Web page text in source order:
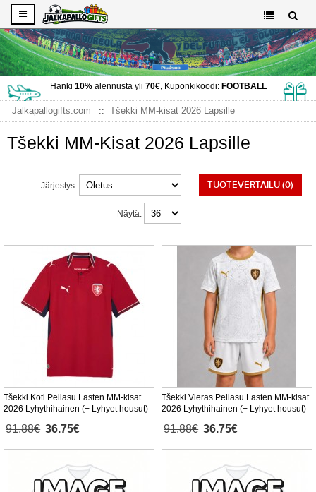
Hanki 10%alennusta yli 70€, Kuponkikoodi: FOOTBALL
Jalkapallogifts.com Tšekki MM-kisat 2026 Lapsille
Tšekki MM-Kisat 2026 Lapsille
TUOTEVERTAILU (0)
Järjestys:
Näytä:
Tšekki Koti Peliasu Lasten MM-kisat
2026 Lyhythihainen (+ Lyhyet housut)
91.88€ 36.75€
Tšekki Vieras Peliasu Lasten MM-kisat
2026 Lyhythihainen (+ Lyhyet housut)
91.88€ 36.75€